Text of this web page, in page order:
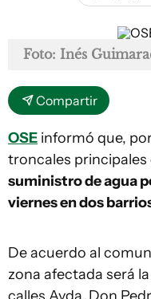
Foto: Inés
Compartir
OSE informó que,
troncales
suministro de agua
viernes en dos
De acuerdo al
zona afectada será